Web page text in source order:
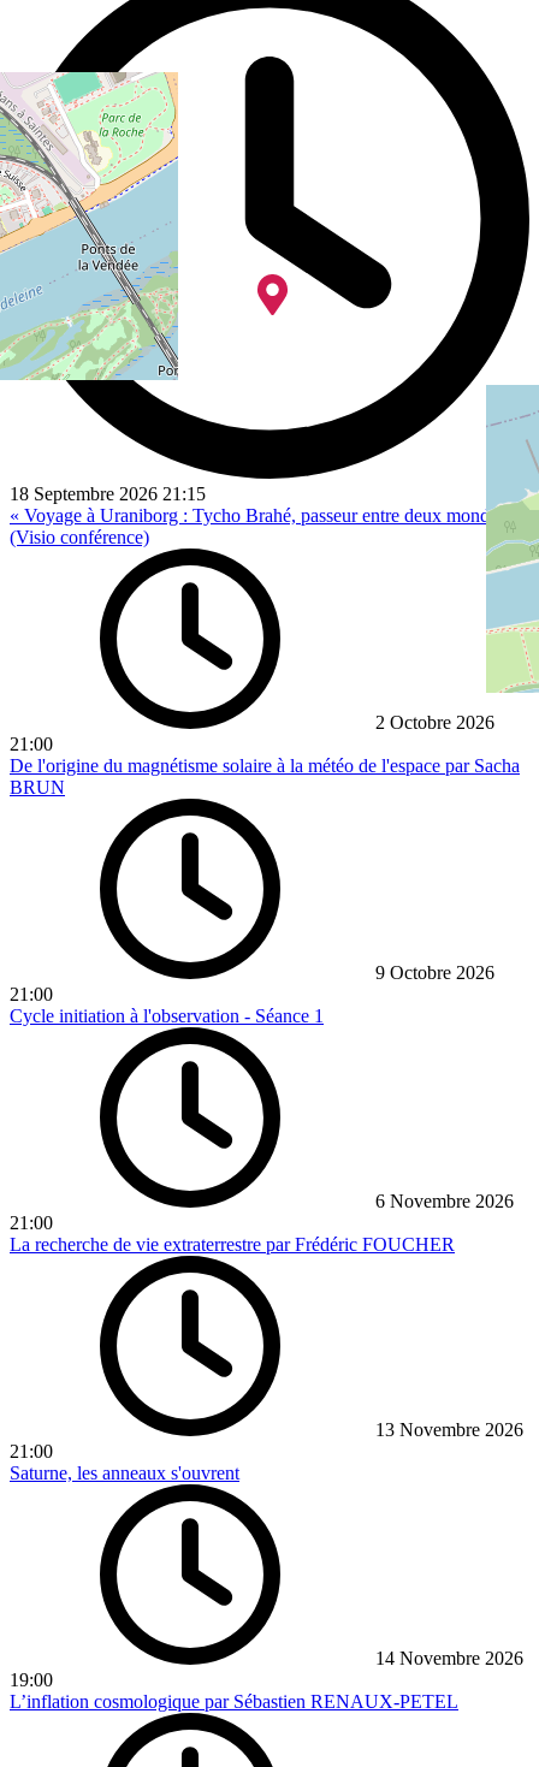
18 Septembre 2026 21:15
« Voyage à Uraniborg : Tycho Brahé, passeur entre deux mondes »
(Visio conférence)
2 Octobre 2026
21:00
De l'origine du magnétisme solaire à la météo de l'espace par Sacha
BRUN
9 Octobre 2026
21:00
Cycle initiation à l'observation - Séance 1
6 Novembre 2026
21:00
La recherche de vie extraterrestre par Frédéric FOUCHER
13 Novembre 2026
21:00
Saturne, les anneaux s'ouvrent
14 Novembre 2026
19:00
L’inflation cosmologique par Sébastien RENAUX-PETEL